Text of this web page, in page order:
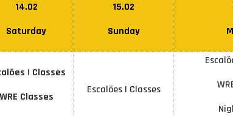
14.02
Saturday
15.02
Sunday
| Classes
WRE Classes
Escalões | Classes